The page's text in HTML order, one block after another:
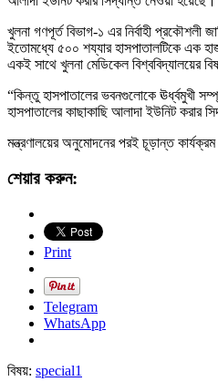
খুলনা গণপূর্ত বিভাগ-১ এর নির্বাহী প্রকৌশলী
ইতোমধ্যে ৫০০ শয্যার হাসপাতালটিকে এক
একই সাথে খুলনা মেডিকেল বিশ্ববিদ্যালয়ের
“কিন্তু হাসপাতালের ভবনগুলোকে ঊর্ধ্বমুখী
হাসপাতালের কাছাকাছি আলাদা ইউনিট করার
মন্ত্রণালয়ের অনুমোদনের পরই চূড়ান্ত
শেয়ার করুন:
Print
Telegram
WhatsApp
বিষয়: special1